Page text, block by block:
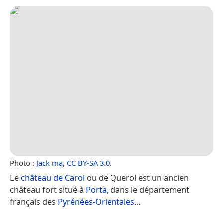
Photo : Jack ma, CC BY-SA 3.0.
Le château de Carol ou de Querol est un ancien
château fort situé à Porta, dans le département
français des Pyrénées-Orientales…